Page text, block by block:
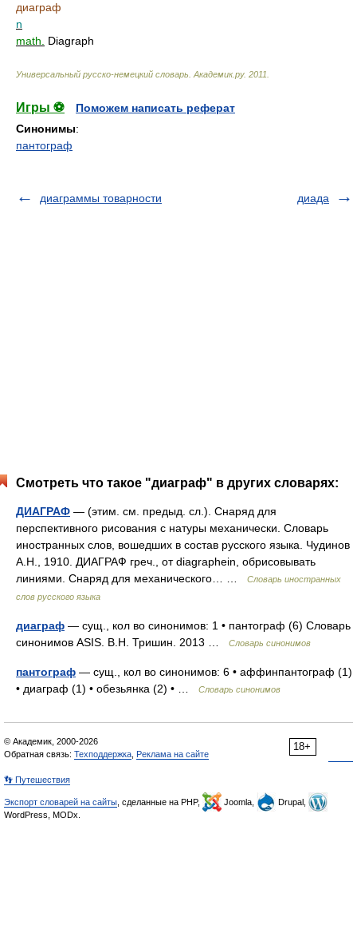
диаграф
n
math.
Diagraph
Универсальный русско-немецкий словарь Академик.ру. 2011
Игры ⚽
Поможем написать реферат
Синонимы:
пантограф
диаграммы товарности диада
Смотреть что такое "диаграф" в других словарях:
ДИАГРАФ — (этим. см. предыд. сл.). Снаряд для
перспективного рисования с натуры механически. Словарь
иностранных слов, вошедших в состав русского языка. Чудинов
А.Н., 1910. ДИАГРАФ греч., от diagraphein, обрисовывать
линиями. Снаряд для механического… …
Словарь иностранных
слов русского языка
диаграф — сущ., кол во синонимов: 1 • пантограф (6) Словарь
синонимов ASIS. В.Н. Тришин. 2013 …
Словарь синонимов
пантограф — сущ., кол во синонимов: 6 • аффинпантограф (1)
• диаграф (1) • обезьянка (2) • …
Словарь синонимов
18+
© Академик, 2000-2026
Обратная связь: Техподдержка Реклама на сайте
👣 Путешествия
Экспорт словарей на сайты , сделанные на PHP, Joomla,
Drupal,
WordPress, MODx.